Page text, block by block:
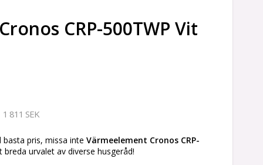
CRP-500TWP Vit
1 811 SEK
pris, missa inte Värmeelement Cronos CRP-
breda urvalet av diverse husgeråd!